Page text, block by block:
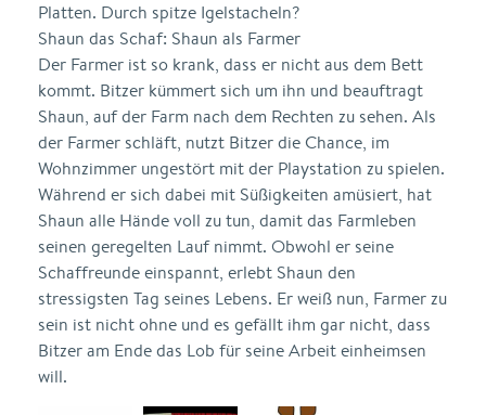
Platten. Durch spitze Igelstacheln?
Shaun das Schaf: Shaun als Farmer
Der Farmer ist so krank, dass er nicht aus dem Bett
kommt. Bitzer kümmert sich um ihn und beauftragt
Shaun, auf der Farm nach dem Rechten zu sehen. Als
der Farmer schläft, nutzt Bitzer die Chance, im
Wohnzimmer ungestört mit der Playstation zu spielen.
Während er sich dabei mit Süßigkeiten amüsiert, hat
Shaun alle Hände voll zu tun, damit das Farmleben
seinen geregelten Lauf nimmt. Obwohl er seine
Schaffreunde einspannt, erlebt Shaun den
stressigsten Tag seines Lebens. Er weiß nun, Farmer zu
sein ist nicht ohne und es gefällt ihm gar nicht, dass
Bitzer am Ende das Lob für seine Arbeit einheimsen
will.